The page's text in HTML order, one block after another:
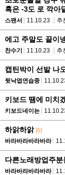
혹은 -3도 로 깍아
스팬서
11.10.23 추
에고 주말도 끝이
찬수기 11.10.23 추
캡틴박이 선발 나
뒷낙엽연습중
키보드 땜에 미치
키보드네이뇬
하앍하앍 [6]
바라바라바라바라
다른노래방업주분
바라바라바라바라